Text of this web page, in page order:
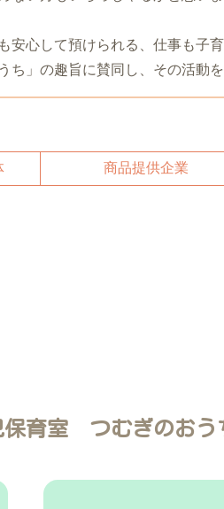
安心して預けられる、仕事も子
」の趣旨に賛同し、その活動
商品提供企業
育室 つむぎのおう